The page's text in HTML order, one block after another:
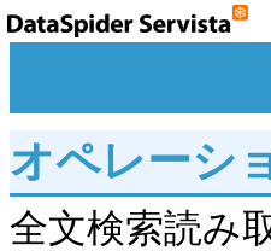
オペレーシ
全文検索読み